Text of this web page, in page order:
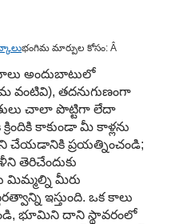
భంగిమ మార్పుల కోసం: Â
అందుబాటులో
వంటివి), తదనుగుణంగా
చాలా పొట్టిగా లేదా
కాకుండా మీ కాళ్లను
చేయడానికి ప్రయత్నించండి;
తెరిచేందుకు
మీరు
ఇస్తుంది. ఒక కాలు
భూమిని దాని స్థావరంలో